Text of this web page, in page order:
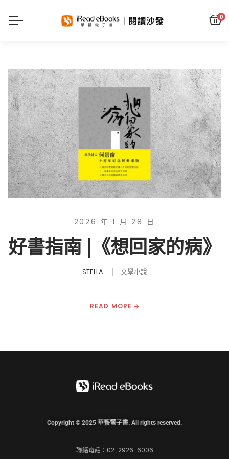
0
2026 年 1 月 28 日
好書指南 |《想回家的病》
STELLA 文學小說
READ MORE
聯絡電話：02-2926-6006
Copyright © 2025 華藝電子書. All rights reserved.